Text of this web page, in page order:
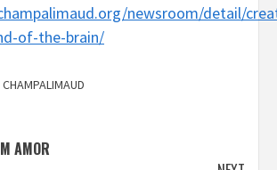
newsroom/detail/
of-the-brain/
AMOR